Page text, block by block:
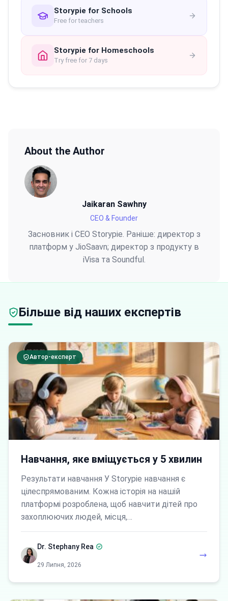
Storypie for Schools
Free for teachers
Storypie for Homeschools
Try free for 7 days
About the Author
Jaikaran Sawhny
CEO & Founder
Засновник і CEO Storypie. Раніше: директор з
платформ у JioSaavn; директор з продукту в
iVisa та Soundful.
Більше від наших експертів
Автор-експерт
Навчання, яке вміщується у 5 хвилин
Результати навчання У Storypie навчання є
цілеспрямованим. Кожна історія на нашій
платформі розроблена, щоб навчити дітей про
захоплюючих людей, місця,…
Dr. Stephany Rea
29 Липня, 2026